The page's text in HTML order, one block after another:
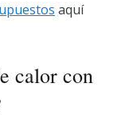
aquí
calor con